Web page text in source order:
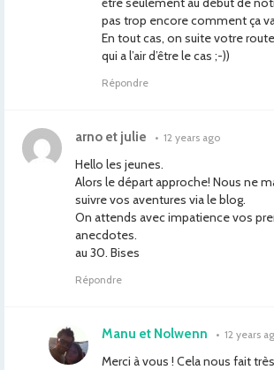
pas trop encore comment ça
En tout cas, on suite votre
qui a l’air d’être le cas ;-))
Répondre
arno et julie • 12 years ago
Hello les jeunes.
Alors le départ approche! Nous ne
suivre vos aventures via le blog.
On attends avec impatience vos
anecdotes.
au 30. Bises
Répondre
Manu et Nolwenn • 12 years
Merci à vous ! Cela nous fait